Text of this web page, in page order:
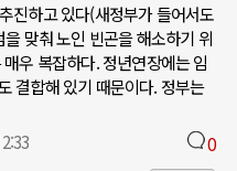
진하고 있다(새정부가 들어서도
맞춰 노인 빈곤을 해소하기 위
우 복잡하다. 정년연장에는 임
결합해 있기 때문이다. 정부는
0